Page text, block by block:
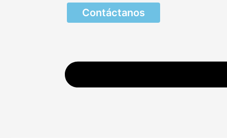
Contáctanos